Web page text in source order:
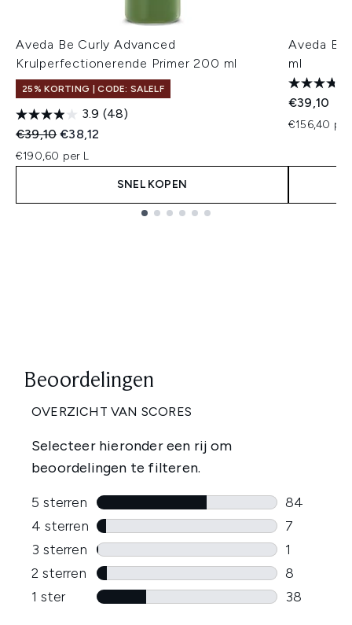
Aveda Be Curly Advanced
Krulperfectionerende Primer 200 ml
25% KORTING | CODE: SALELF
3.9 (48)
Recommended Retail Price:
€39,10Huidige prijs:
€38,12
€190,60 per L
SNEL KOPEN
Aveda
ml
€39,10
€156,40